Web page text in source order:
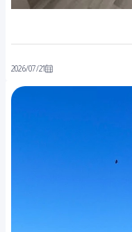
2026/07/21